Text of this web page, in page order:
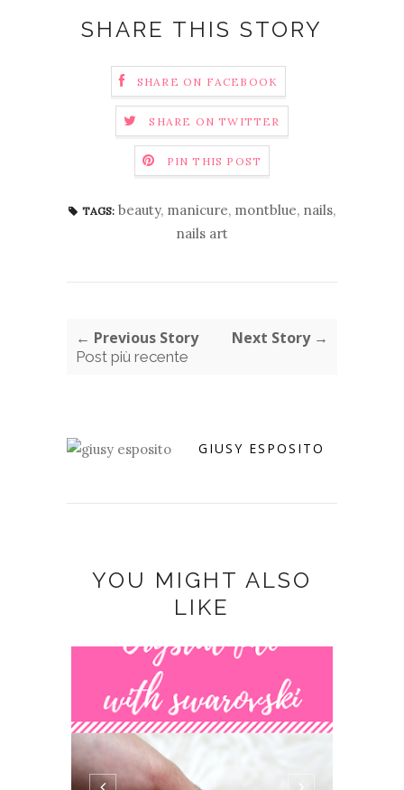
SHARE THIS STORY
SHARE ON FACEBOOK
SHARE ON TWITTER
PIN THIS POST
TAGS: beauty, manicure, montblue, nails,
nails art
← Previous Story
Post più recente
Next Story →
GIUSY ESPOSITO
YOU MIGHT ALSO
LIKE